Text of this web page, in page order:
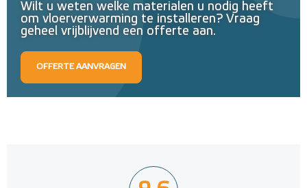
Wilt u weten welke materialen u nodig heeft
om vloerverwarming te installeren? Vraag
geheel vrijblijvend een offerte aan.
OFFERTE AANVRAGEN